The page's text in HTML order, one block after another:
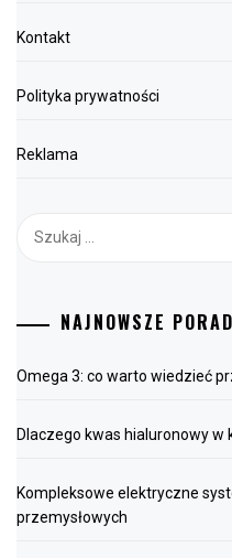
Kontakt
Polityka prywatności
Reklama
NAJNOWSZE
Omega 3: co warto wiedzieć
Dlaczego kwas hialuronowy w
Kompleksowe elektryczne
przemysłowych